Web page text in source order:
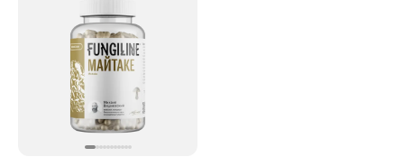
Продуктивность
Противовирусное
Противовоспалительное
Расторопша
СДВГ